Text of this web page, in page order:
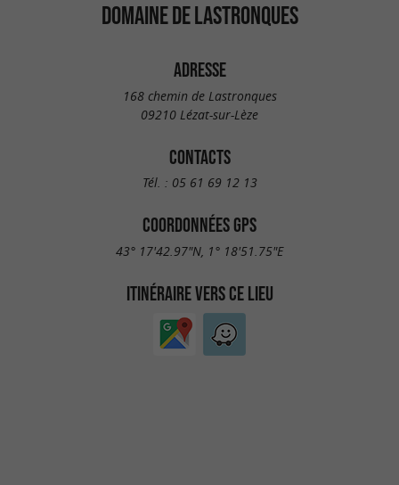
DOMAINE DE LASTRONQUES
ADRESSE
168 chemin de Lastronques
09210 Lézat-sur-Lèze
CONTACTS
Tél. : 05 61 69 12 13
COORDONNÉES GPS
43° 17'42.97"N, 1° 18'51.75"E
ITINÉRAIRE VERS CE LIEU